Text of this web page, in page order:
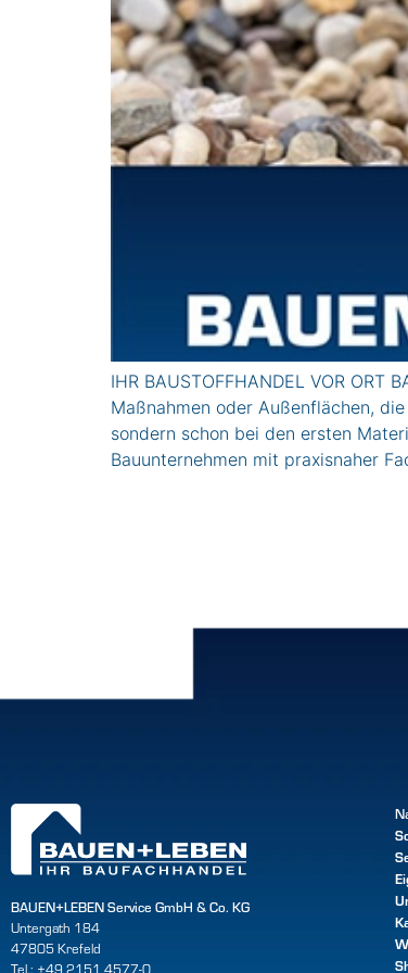
IHR BAUSTOFFHANDEL VOR
Maßnahmen oder Außenflächen,
sondern schon bei den ersten
Bauunternehmen mit praxisnaher
BAUEN+LEBEN Service GmbH & Co. KG
Untergath 184
47805 Krefeld
Tel.: +49 2151 4577-0